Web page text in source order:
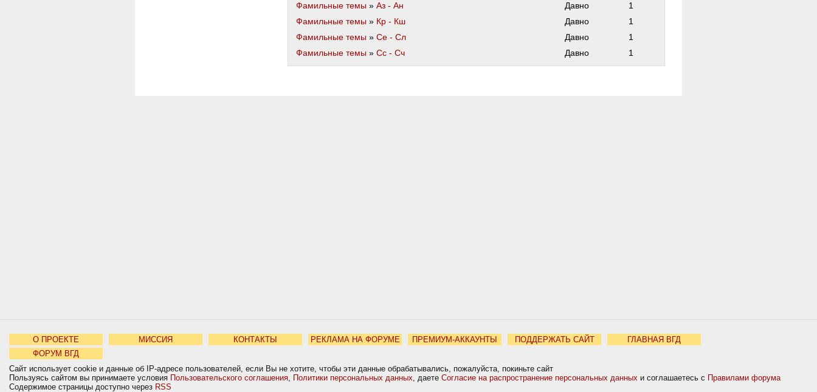
Фамильные темы » Аз - Ан Давно
1
Фамильные темы » Кр - Кш Давно
1
Фамильные темы » Се - Сл Давно
1
Фамильные темы » Сс - Сч Давно 1
О ПРОЕКТЕ МИССИЯ КОНТАКТЫ РЕКЛАМА НА ФОРУМЕ ПРЕМИУМ-АККАУНТЫ ПОДДЕРЖАТЬ САЙТ
ГЛАВНАЯ ВГД
ФОРУМ ВГД
Сайт использует cookie и данные об IP-адресе пользователей, если Вы не хотите, чтобы эти данные обрабатывались, пожалуйста, покиньте сайт
Пользуясь сайтом вы принимаете условия Пользовательского соглашения, Политики персональных данных, даете Согласие на распространение персональных данных и соглашаетесь с Правилами форума
Содержимое страницы доступно через RSS